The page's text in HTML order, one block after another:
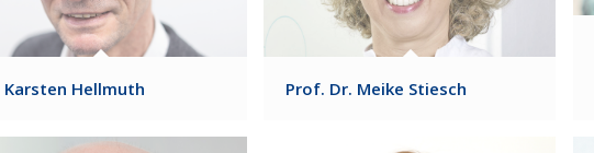
Karsten Hellmuth Prof. Dr. Meike Stiesch